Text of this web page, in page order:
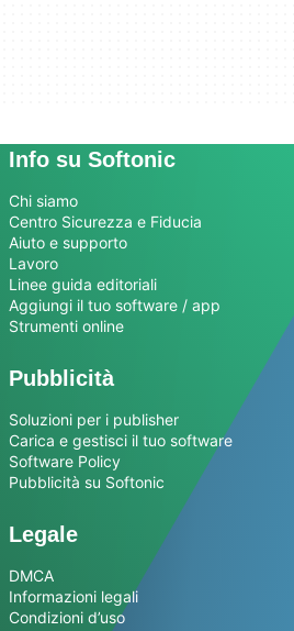
Info su Softonic
Chi siamo
Centro Sicurezza e Fiducia
Aiuto e supporto
Lavoro
Linee guida editoriali
Aggiungi il tuo software / app
Strumenti online
Pubblicità
Soluzioni per i publisher
Carica e gestisci il tuo software
Software Policy
Pubblicità su Softonic
Legale
DMCA
Informazioni legali
Condizioni d’uso